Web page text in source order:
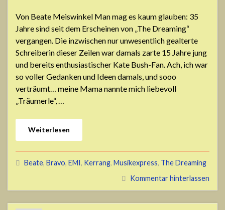
Von Beate Meiswinkel Man mag es kaum glauben: 35
Jahre sind seit dem Erscheinen von „The Dreaming“
vergangen. Die inzwischen nur unwesentlich gealterte
Schreiberin dieser Zeilen war damals zarte 15 Jahre jung
und bereits enthusiastischer Kate Bush-Fan. Ach, ich war
so voller Gedanken und Ideen damals, und sooo
verträumt… meine Mama nannte mich liebevoll
„Träumerle“, …
Weiterlesen
Beate, Bravo, EMI, Kerrang, Musikexpress, The Dreaming
Kommentar hinterlassen